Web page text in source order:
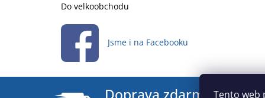
Tento web
Do velkoobchodu
Jsme i na Facebooku